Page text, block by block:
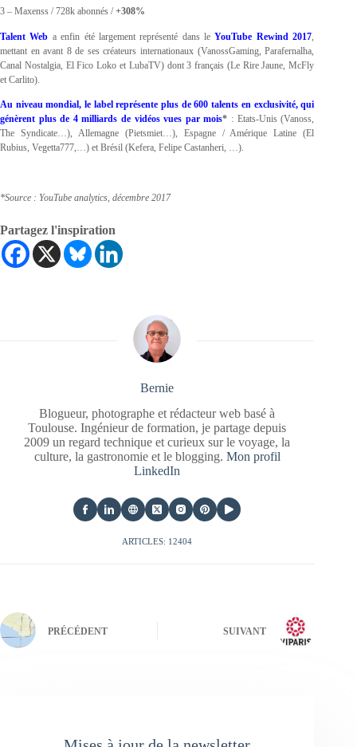
3 – Maxenss / 728k abonnés /+308%
Talent Web a enfin été largement représenté dans leYouTube Rewind 2017
mettant en avant 8 de ses créateurs internationaux (VanossGaming, Parafernalha,
Canal Nostalgia, El Fico Loko et LubaTV) dont 3 français (Le Rire Jaune, McFly
et Carlito).
Au niveau mondial, le label représente plus de 600 talents en exclusivité, qui
génèrent plus de 4 milliards de vidéos vues par mois* : Etats-Unis (Vanoss,
The Syndicate…), Allemagne (Pietsmiet…), Espagne / Amérique Latine (El
Rubius, Vegetta777,…) et Brésil (Kefera, Felipe Castanheri, …).
*Source : YouTube analytics, décembre 2017
Partagez l'inspiration
Bernie
Blogueur, photographe et rédacteur web basé à
Toulouse. Ingénieur de formation, je partage depuis
2009 un regard technique et curieux sur le voyage, la
culture, la gastronomie et le blogging. Mon profil
LinkedIn
ARTICLES: 12404
PRÉCÉDENT SUIVANT